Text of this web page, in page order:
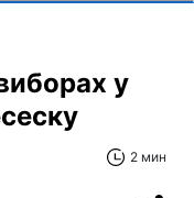
у
2 мин